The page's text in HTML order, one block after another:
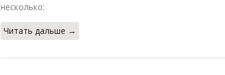
несколько:
Читать дальше →